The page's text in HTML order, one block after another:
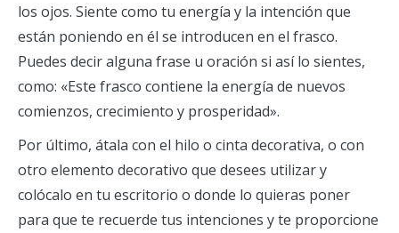
los ojos. Siente como tu energía y la intención que
están poniendo en él se introducen en el frasco.
Puedes decir alguna frase u oración si así lo sientes,
como: «Este frasco contiene la energía de nuevos
comienzos, crecimiento y prosperidad».
Por último, átala con el hilo o cinta decorativa, o con
otro elemento decorativo que desees utilizar y
colócalo en tu escritorio o donde lo quieras poner
para que te recuerde tus intenciones y te proporcione